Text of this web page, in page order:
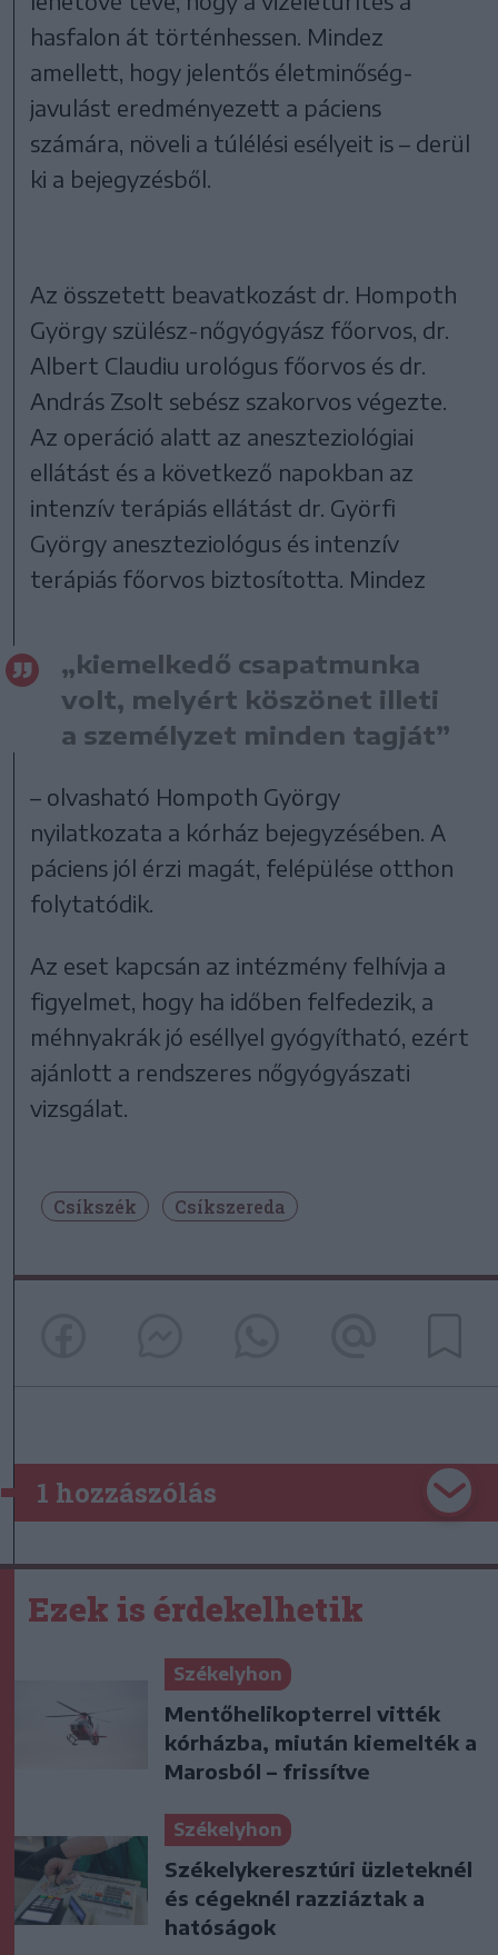
hasfalon át történhessen. Mindez
amellett, hogy jelentős életminőség-
javulást eredményezett a páciens
számára, növeli a túlélési esélyeit is – derül
ki a bejegyzésből.
Az összetett beavatkozást dr. Hompoth
György szülész-nőgyógyász főorvos, dr.
Albert Claudiu urológus főorvos és dr.
András Zsolt sebész szakorvos végezte.
Az operáció alatt az aneszteziológiai
ellátást és a következő napokban az
intenzív terápiás ellátást dr. Györfi
György aneszteziológus és intenzív
terápiás főorvos biztosította. Mindez
„kiemelkedő csapatmunka
volt, melyért köszönet illeti
a személyzet minden tagját”
– olvasható Hompoth György
nyilatkozata a kórház bejegyzésében. A
páciens jól érzi magát, felépülése otthon
folytatódik.
Az eset kapcsán az intézmény felhívja a
figyelmet, hogy ha időben felfedezik, a
méhnyakrák jó eséllyel gyógyítható, ezért
ajánlott a rendszeres nőgyógyászati
vizsgálat.
Csíkszék Csíkszereda
1 hozzászólás
Ezek is érdekelhetik
Székelyhon
Mentőhelikopterrel vitték
kórházba, miután kiemelték a
Marosból – frissítve
Székelyhon
Székelykeresztúri üzleteknél
és cégeknél razziáztak a
hatóságok